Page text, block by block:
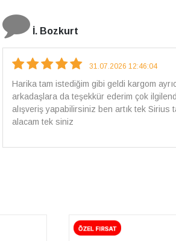
E.T
18.07.2026 12:38:01
Pirlantami teslim alana kadar tüm surecte
güvenli bir alisveris oldu benim icin ve
yapilmisti sorunsuz bir sekilde pirlantami
alisveris adresim artik belli.🤩 Tesekkurler